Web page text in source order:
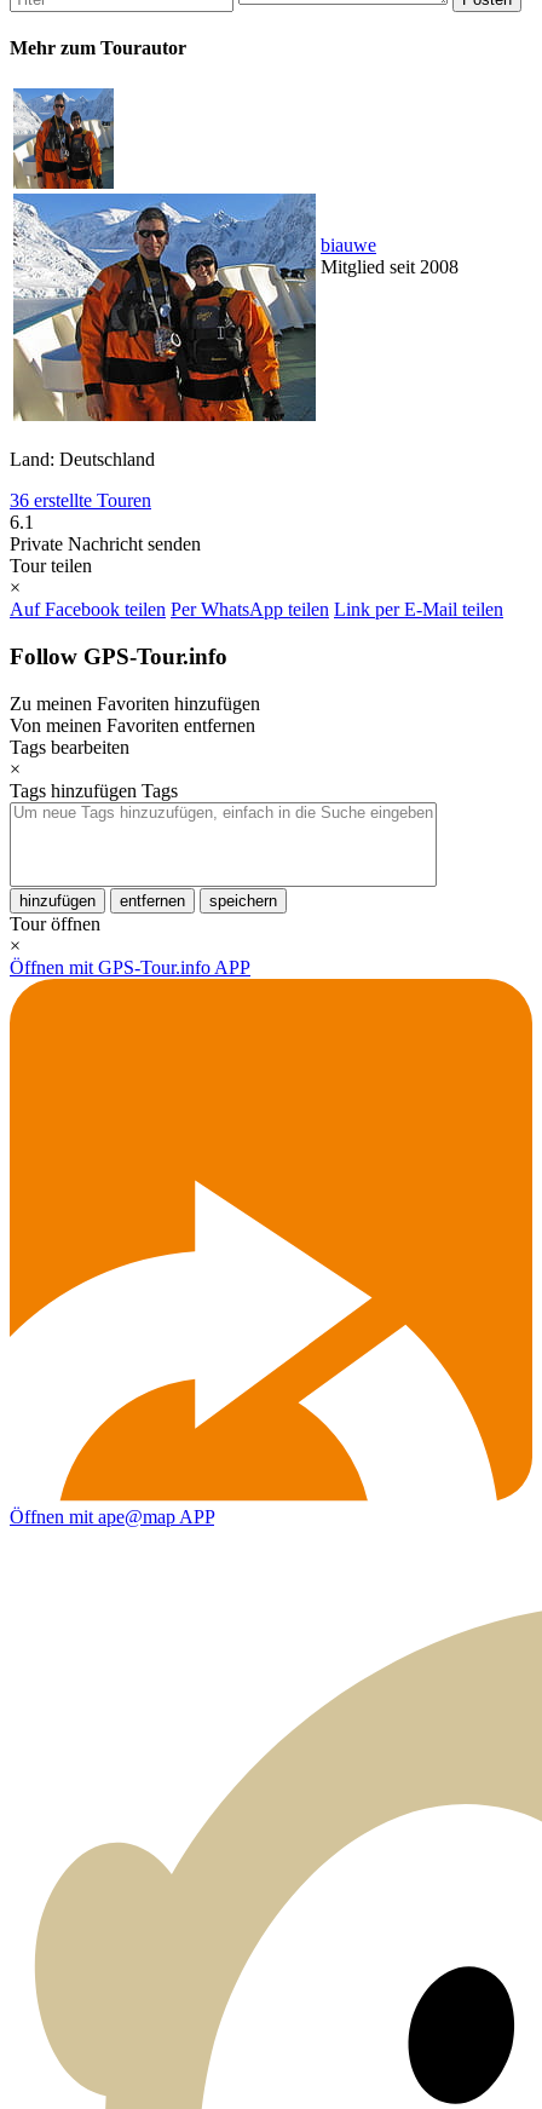
Mehr zum Tourautor
biauwe
Mitglied seit 2008
Land: Deutschland
36 erstellte Touren
6.1
Private Nachricht senden
Tour teilen
×
Auf Facebook teilen Per WhatsApp teilen Link per E-Mail teilen
Follow GPS-Tour.info
Zu meinen Favoriten hinzufügen
Von meinen Favoriten entfernen
Tags bearbeiten
×
Tags hinzufügen Tags
hinzufügen entfernen speichern
Tour öffnen
×
Öffnen mit GPS-Tour.info APP
Öffnen mit ape@map APP